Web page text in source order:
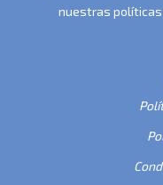
nuestras